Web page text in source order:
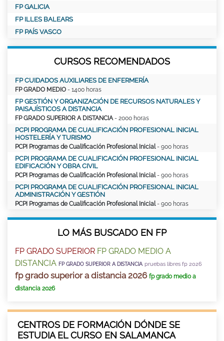
FP GALICIA
FP ILLES BALEARS
FP PAÍS VASCO
CURSOS RECOMENDADOS
FP CUIDADOS AUXILIARES DE ENFERMERÍA
FP GRADO MEDIO - 1400 horas
FP GESTIÓN Y ORGANIZACIÓN DE RECURSOS NATURALES Y
PAISAJÍSTICOS A DISTANCIA
FP GRADO SUPERIOR A DISTANCIA - 2000 horas
PCPI PROGRAMA DE CUALIFICACIÓN PROFESIONAL INICIAL
HOSTELERÍA Y TURISMO
PCPI Programas de Cualificación Profesional Inicial- 900 horas
PCPI PROGRAMA DE CUALIFICACIÓN PROFESIONAL INICIAL
EDIFICACIÓN Y OBRA CIVIL
PCPI Programas de Cualificación Profesional Inicial- 900 horas
PCPI PROGRAMA DE CUALIFICACIÓN PROFESIONAL INICIAL
ADMINISTRACIÓN Y GESTIÓN
PCPI Programas de Cualificación Profesional Inicial- 900 horas
LO MÁS BUSCADO EN FP
FP GRADO SUPERIOR FP GRADO MEDIO A
DISTANCIA FP GRADO SUPERIOR A DISTANCIA pruebas libres fp 2026
fp grado superior a distancia 2026 fp grado medio a
distancia 2026
CENTROS DE FORMACIÓN DÓNDE SE
ESTUDIA EL CURSO EN SALAMANCA